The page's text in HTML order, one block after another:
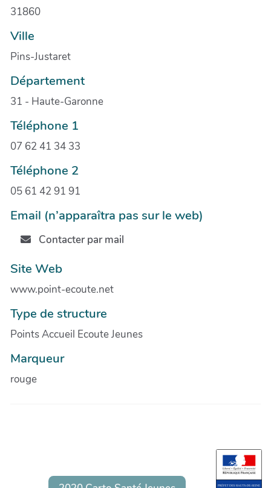
31860
Ville
Pins-Justaret
Département
31 - Haute-Garonne
Téléphone 1
07 62 41 34 33
Téléphone 2
05 61 42 91 91
Email (n’apparaîtra pas sur le web)
Contacter par mail
Site Web
www.point-ecoute.net
Type de structure
Points Accueil Ecoute Jeunes
Marqueur
rouge